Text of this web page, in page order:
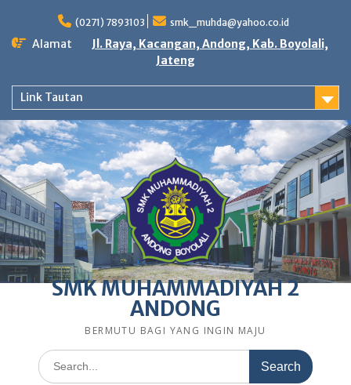
content
(0271) 7893103 smk_muhda@yahoo.co.id
Alamat
Jl. Raya, Kacangan, Andong, Kab. Boyolali,
Jateng
Link Tautan
SMK MUHAMMADIYAH 2
ANDONG
BERMUTU BAGI YANG INGIN MAJU
Search
for: